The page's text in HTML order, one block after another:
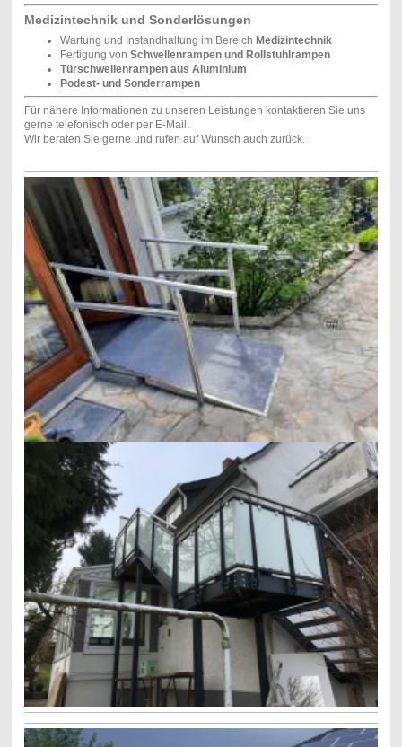
Medizintechnik und Sonderlösungen
Wartung und Instandhaltung im Bereich Medizintechnik
Fertigung von Schwellenrampen und Rollstuhlrampen
Türschwellenrampen aus Aluminium
Podest- und Sonderrampen
Für nähere Informationen zu unseren Leistungen kontaktieren Sie uns
gerne telefonisch oder per E-Mail.
Wir beraten Sie gerne und rufen auf Wunsch auch zurück.